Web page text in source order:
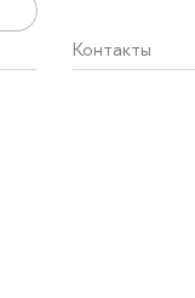
Контакты